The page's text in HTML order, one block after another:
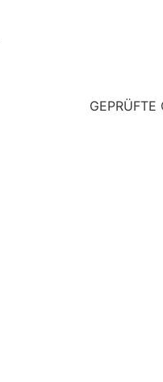
GEPRÜFTE